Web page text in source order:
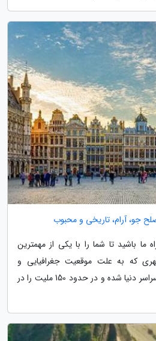
جو، آرام، تاریخی و محبوب
باشید تا شما را با یکی از مهمترین
که به علت موقعیت جغرافیایی و
سیاسی، خانه افراد زیادی از سراسر دنیا شده و در حدود 150 ملیت را در